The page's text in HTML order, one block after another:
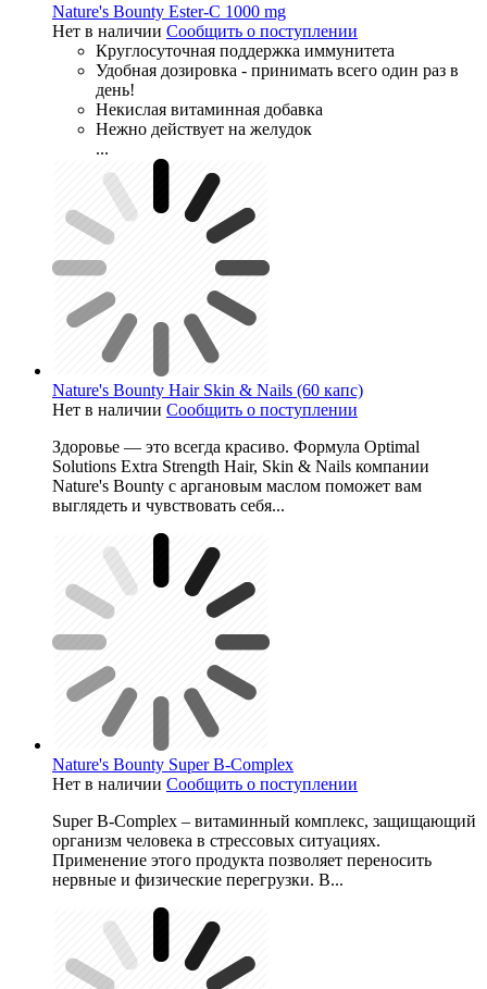
Nature's Bounty Ester-C 1000 mg
Нет в наличии Сообщить о поступлении
Круглосуточная поддержка иммунитета
Удобная дозировка - принимать всего один раз в
день!
Некислая витаминная добавка
Нежно действует на желудок
...
Nature's Bounty Hair Skin & Nails (60 капс)
Нет в наличии Сообщить о поступлении
Здоровье — это всегда красиво. Формула Optimal
Solutions Extra Strength Hair, Skin & Nails компании
Nature's Bounty с аргановым маслом поможет вам
выглядеть и чувствовать себя...
Nature's Bounty Super B-Complex
Нет в наличии Сообщить о поступлении
Super B-Complex – витаминный комплекс, защищающий
организм человека в стрессовых ситуациях.
Применение этого продукта позволяет переносить
нервные и физические перегрузки. В...